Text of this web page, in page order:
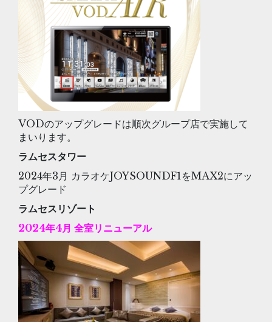
VODのアップグレードは順次グループ店で実施して
まいります。
ラムセスタワー
2024年3月 カラオケJOYSOUNDF1をMAX2にアッ
プグレード
ラムセスリゾート
2024年4月 全室リニューアル